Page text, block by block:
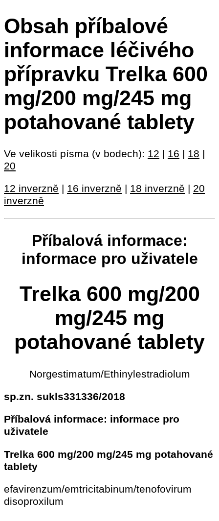
Obsah příbalové
informace léčivého
přípravku Trelka 600
mg/200 mg/245 mg
potahované tablety
Ve velikosti písma (v bodech): 12 | 16 | 18 |
20
12 inverzně
16 inverzně 18 inverzně
20
inverzně
Příbalová informace:
informace pro uživatele
Trelka 600 mg/200
mg/245 mg
potahované tablety
Norgestimatum/Ethinylestradiolum
sp.zn. sukls331336/2018
Příbalová informace: informace pro
uživatele
Trelka 600 mg/200 mg/245 mg potahované
tablety
efavirenzum/emtricitabinum/tenofovirum
disoproxilum